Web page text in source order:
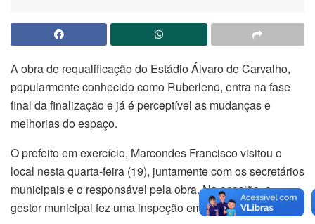
A obra de requalificação do Estádio Álvaro de Carvalho,
popularmente conhecido como Ruberleno, entra na fase
final da finalização e já é perceptível as mudanças e
melhorias do espaço.
O prefeito em exercício, Marcondes Francisco visitou o
local nesta quarta-feira (19), juntamente com os secretários
municipais e o responsável pela obra. Na ocasião, o
gestor municipal fez uma inspeção em toda a estrutura.